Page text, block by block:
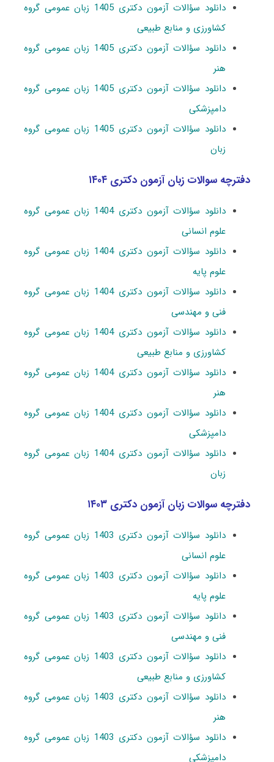
دانلود سؤالات آزمون دکتری 1405 زبان عمومی گروه
کشاورزی و منابع طبیعی
دانلود سؤالات آزمون دکتری 1405 زبان عمومی گروه
هنر
دانلود سؤالات آزمون دکتری 1405 زبان عمومی گروه
دامپزشکی
دانلود سؤالات آزمون دکتری 1405 زبان عمومی گروه
زبان
دفترچه سوالات زبان آزمون دکتری ۱۴۰۴
دانلود سؤالات آزمون دکتری 1404 زبان عمومی گروه
علوم انسانی
دانلود سؤالات آزمون دکتری 1404 زبان عمومی گروه
علوم پایه
دانلود سؤالات آزمون دکتری 1404 زبان عمومی گروه
فنی و مهندسی
دانلود سؤالات آزمون دکتری 1404 زبان عمومی گروه
کشاورزی و منابع طبیعی
دانلود سؤالات آزمون دکتری 1404 زبان عمومی گروه
هنر
دانلود سؤالات آزمون دکتری 1404 زبان عمومی گروه
دامپزشکی
دانلود سؤالات آزمون دکتری 1404 زبان عمومی گروه
زبان
دفترچه سوالات زبان آزمون دکتری ۱۴۰۳
دانلود سؤالات آزمون دکتری 1403 زبان عمومی گروه
علوم انسانی
دانلود سؤالات آزمون دکتری 1403
زبانعمومی گروه
علوم پایه
دانلود سؤالات آزمون دکتری 1403 زبان عمومی گروه
فنی و مهندسی
دانلود سؤالات آزمون دکتری 1403 زبان عمومی گروه
کشاورزی و منابع طبیعی
دانلود سؤالات آزمون دکتری 1403 زبان عمومی گروه
هنر
دانلود سؤالات آزمون دکتری 1403 زبان عمومی گروه
دامپزشکی